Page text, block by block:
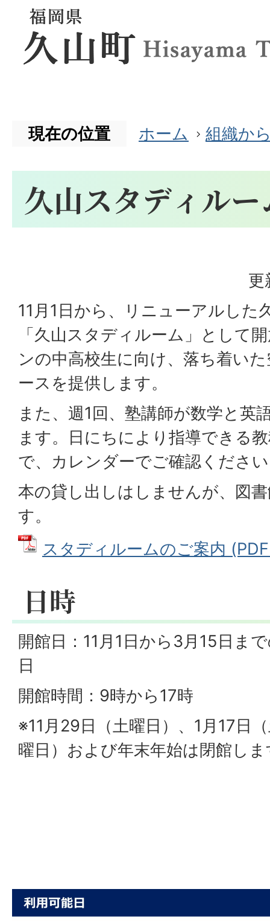
現在の位置 ホーム 組織か
久山スタディルー
更
11月1日から、リニューアルした
「久山スタディルーム」として
ンの中高校生に向け、落ち着い
ースを提供します。
また、週1回、塾講師が数学と英
ます。日にちにより指導できる
で、カレンダーでご確認くださ
本の貸し出しはしませんが、図
す。
スタディルームのご案内
日時
開館日：11月1日から3月15日ま
日
開館時間：9時から17時
※11月29日（土曜日）、1月17日
曜日）および年末年始は閉館し